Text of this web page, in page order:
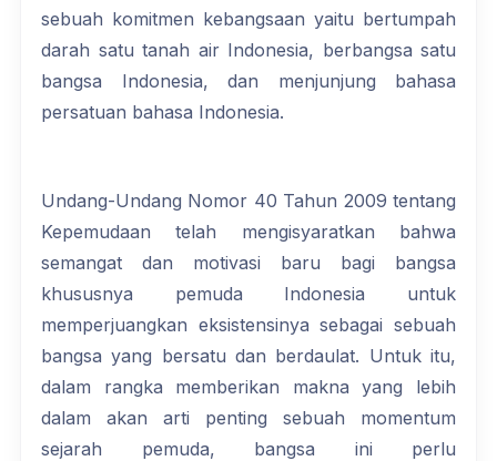
sebuah komitmen kebangsaan yaitu bertumpah
darah satu tanah air Indonesia, berbangsa satu
bangsa Indonesia, dan menjunjung bahasa
persatuan bahasa Indonesia.
Undang-Undang Nomor 40 Tahun 2009 tentang
Kepemudaan telah mengisyaratkan bahwa
semangat dan motivasi baru bagi bangsa
khususnya pemuda Indonesia untuk
memperjuangkan eksistensinya sebagai sebuah
bangsa yang bersatu dan berdaulat. Untuk itu,
dalam rangka memberikan makna yang lebih
dalam akan arti penting sebuah momentum
sejarah pemuda, bangsa ini perlu